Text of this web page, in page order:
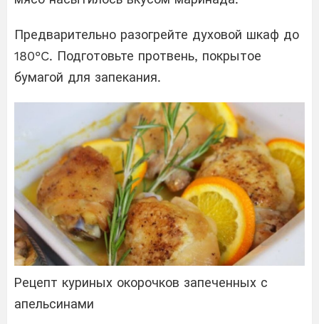
Предварительно разогрейте духовой шкаф до
180°C. Подготовьте протвень, покрытое
бумагой для запекания.
Рецепт куриных окорочков запеченных с
апельсинами